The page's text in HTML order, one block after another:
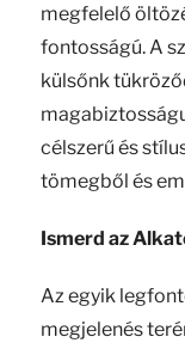
megfelelő
fontosságú. A
külsőnk
célszerű és
tömegből és
Ismerd az
Az egyik
megjelenés